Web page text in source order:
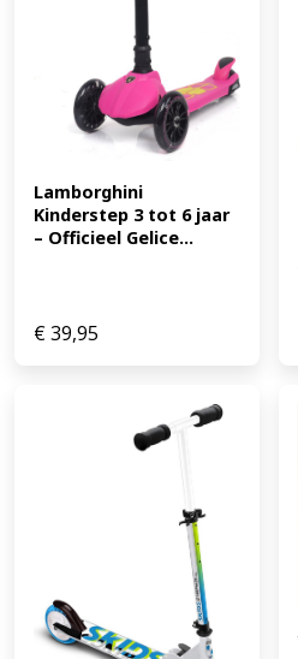
Lamborghini
Kinderstep 3 tot 6 jaar
– Officieel Gelice...
€39,95